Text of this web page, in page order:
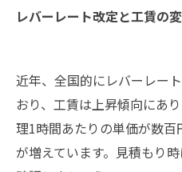
レバーレート改定と工賃の
近年、全国的にレバーレー
おり、工賃は上昇傾向にあ
理1時間あたりの単価が数
が増えています。見積もり